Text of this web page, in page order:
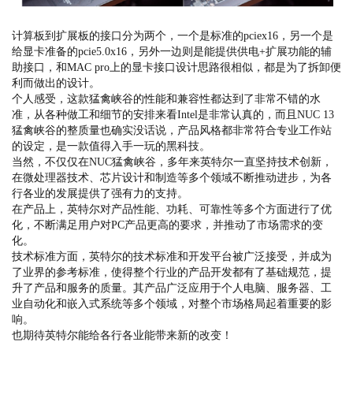
计算板到扩展板的接口分为两个，一个是标准的pciex16，另一个是
给显卡准备的pcie5.0x16，另外一边则是能提供供电+扩展功能的辅
助接口，和MAC pro上的显卡接口设计思路很相似，都是为了拆卸便
利而做出的设计。
个人感受，这款猛禽峡谷的性能和兼容性都达到了非常不错的水
准，从各种做工和细节的安排来看Intel是非常认真的，而且NUC 13
猛禽峡谷的整质量也确实没话说，产品风格都非常符合专业工作站
的设定，是一款值得入手一玩的黑科技。
当然，不仅仅在NUC猛禽峡谷，多年来英特尔一直坚持技术创新，
在微处理器技术、芯片设计和制造等多个领域不断推动进步，为各
行各业的发展提供了强有力的支持。
在产品上，英特尔对产品性能、功耗、可靠性等多个方面进行了优
化，不断满足用户对PC产品更高的要求，并推动了市场需求的变
化。
技术标准方面，英特尔的技术标准和开发平台被广泛接受，并成为
了业界的参考标准，使得整个行业的产品开发都有了基础规范，提
升了产品和服务的质量。其产品广泛应用于个人电脑、服务器、工
业自动化和嵌入式系统等多个领域，对整个市场格局起着重要的影
响。
也期待英特尔能给各行各业能带来新的改变！